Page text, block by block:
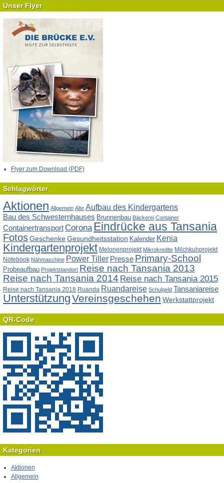
Unser Flyer
Flyer zum Download (PDF)
Schlagwörter
Aktionen Allgemein Alte Aufbau des Kindergartens
Bau des Schwesternhauses Brunnenbau Bäckerei Container
Containertransport Corona Eindrücke aus Tansania
FotosGeschenkeGesundheitsstation Kalender Kenia
Kindergartenprojekt Melonenprojekt Mikrokredite Milchkuhprojekt
Notebook Nähmaschine Power Tiller Presse Primary-School
Probeaufbau Projektstandort Reise nach Tansania 2013
Reise nach Tansania 2014 Reise nach Tansania 2015
Reise nach Tansania 2018 Ruanda Ruandareise Schulgeld Tansaniareise
UnterstützungVereinsgeschehen Werkstattprojekt
QR-Code
Kategorien
Aktionen
Allgemein